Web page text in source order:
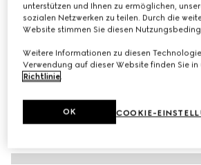
unterstützen und Ihnen zu ermöglichen,
sozialen Netzwerken zu teilen. Durch die
Website stimmen Sie diesen
Weitere Informationen zu diesen
Verwendung auf dieser Website finden Sie in
Richtlinie.
COOKIE-
OK